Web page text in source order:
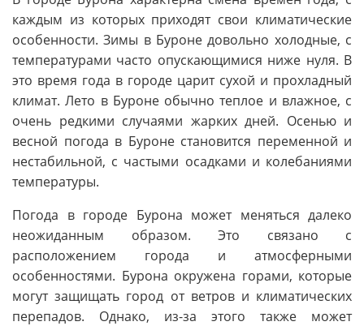
каждым из которых приходят свои климатические
особенности. Зимы в Буроне довольно холодные, с
температурами часто опускающимися ниже нуля. В
это время года в городе царит сухой и прохладный
климат. Лето в Буроне обычно теплое и влажное, с
очень редкими случаями жарких дней. Осенью и
весной погода в Буроне становится переменной и
нестабильной, с частыми осадками и колебаниями
температуры.
Погода в городе Бурона может меняться далеко
неожиданным образом. Это связано с
расположением города и атмосферными
особенностями. Бурона окружена горами, которые
могут защищать город от ветров и климатических
перепадов. Однако, из-за этого также может